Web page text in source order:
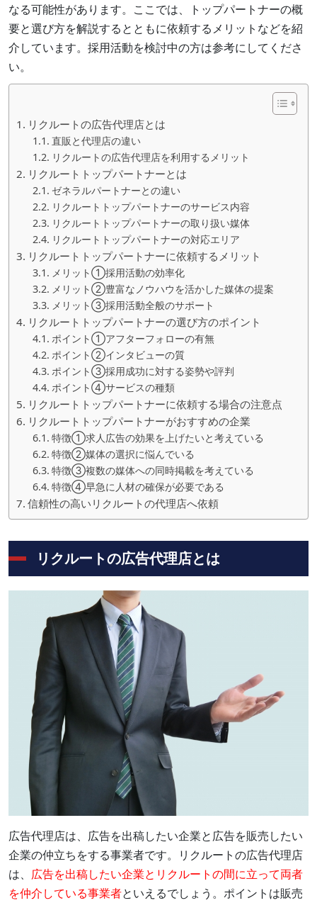
なる可能性があります。ここでは、トップパートナーの概
要と選び方を解説するとともに依頼するメリットなどを紹
介しています。採用活動を検討中の方は参考にしてくださ
い。
リクルートの広告代理店とは
直販と代理店の違い
リクルートの広告代理店を利用するメリット
リクルートトップパートナーとは
ゼネラルパートナーとの違い
リクルートトップパートナーのサービス内容
リクルートトップパートナーの取り扱い媒体
リクルートトップパートナーの対応エリア
リクルートトップパートナーに依頼するメリット
メリット①採用活動の効率化
メリット②豊富なノウハウを活かした媒体の提案
メリット③採用活動全般のサポート
リクルートトップパートナーの選び方のポイント
ポイント①アフターフォローの有無
ポイント②インタビューの質
ポイント③採用成功に対する姿勢や評判
ポイント④サービスの種類
リクルートトップパートナーに依頼する場合の注意点
リクルートトップパートナーがおすすめの企業
特徴①求人広告の効果を上げたいと考えている
特徴②媒体の選択に悩んでいる
特徴③複数の媒体への同時掲載を考えている
特徴④早急に人材の確保が必要である
信頼性の高いリクルートの代理店へ依頼
リクルートの広告代理店とは
広告代理店は、広告を出稿したい企業と広告を販売したい
企業の仲立ちをする事業者です。リクルートの広告代理店
は、 広告を出稿したい企業とリクルートの間に立って両者
を仲介している事業者といえるでしょう。ポイントは販売